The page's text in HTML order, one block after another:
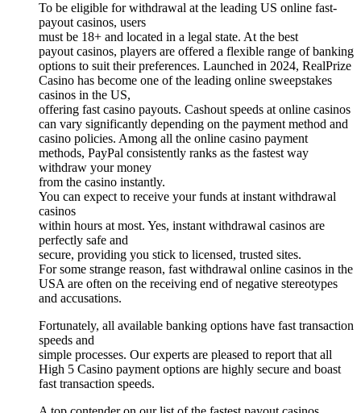
To be eligible for withdrawal at the leading US online fast-
payout casinos, users
must be 18+ and located in a legal state. At the best
payout casinos, players are offered a flexible range of banking
options to suit their preferences. Launched in 2024, RealPrize
Casino has become one of the leading online sweepstakes
casinos in the US,
offering fast casino payouts. Cashout speeds at online casinos
can vary significantly depending on the payment method and
casino policies. Among all the online casino payment
methods, PayPal consistently ranks as the fastest way
withdraw your money
from the casino instantly.
You can expect to receive your funds at instant withdrawal
casinos
within hours at most. Yes, instant withdrawal casinos are
perfectly safe and
secure, providing you stick to licensed, trusted sites.
For some strange reason, fast withdrawal online casinos in the
USA are often on the receiving end of negative stereotypes
and accusations.
Fortunately, all available banking options have fast transaction
speeds and
simple processes. Our experts are pleased to report that all
High 5 Casino payment options are highly secure and boast
fast transaction speeds.